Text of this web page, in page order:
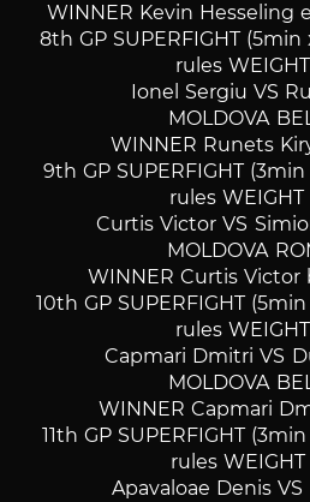
WINNER Kevin Hesseling
8th GP SUPERFIGHT (5min
rules WEIGHT
Ionel Sergiu VS
MOLDOVA
WINNER Runets
9th GP SUPERFIGHT
rules WEIGHT
Curtis Victor VS
MOLDOVA
WINNER Curtis Victor
10th GP SUPERFIGHT
rules WEIGHT
Capmari Dmitri VS
MOLDOVA
WINNER Capmari
11th GP SUPERFIGHT
rules WEIGHT
Apavaloae Denis VS